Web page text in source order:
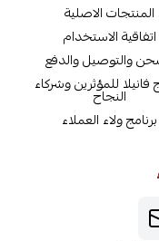
المنتجات الاصلية
اتفاقية الاستخدام
والتوصيل والدفع
فانيلا للمؤثرين وشركاء
النجاح
برنامج ولاء العملاء